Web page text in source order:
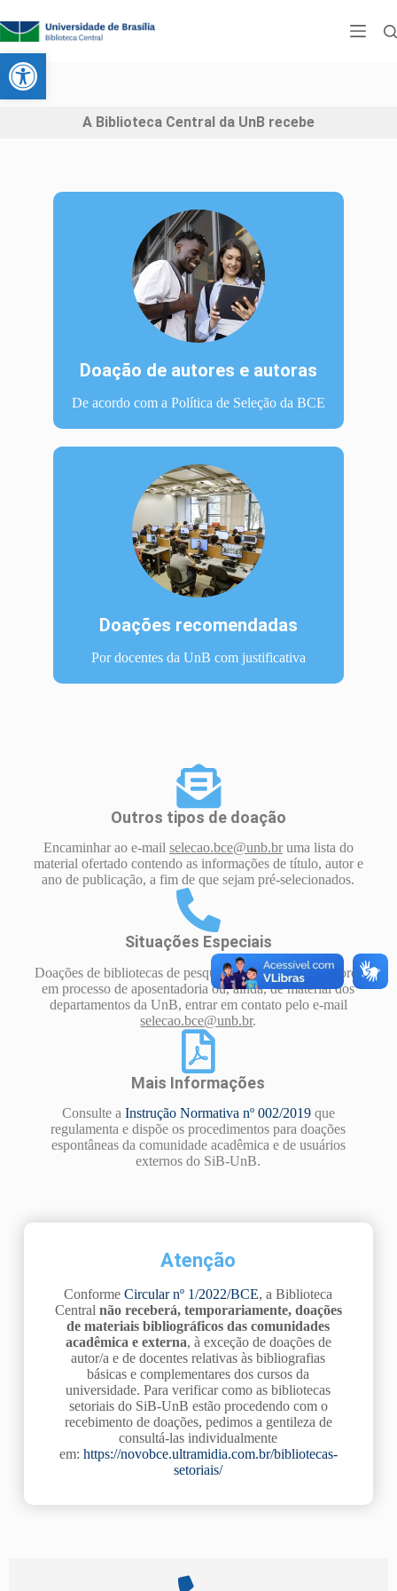
Abrir a barra de ferramentas
A Biblioteca Central da UnB recebe
Doação de autores e autoras
De acordo com a Política de Seleção da BCE
Doações recomendadas
Por docentes da UnB com justificativa
Outros tipos de doação
Encaminhar ao e-mail selecao.bce@unb.bruma lista do
material ofertado contendo as informações de título, autor e
ano de publicação, a fim de que sejam pré-selecionados.
Situações Especiais
Doações de bibliotecas de pesquisadores ou de professores
em processo de aposentadoria ou, ainda, de material dos
departamentos da UnB, entrar em contato pelo e-mail
selecao.bce@unb.br.
Mais Informações
Consulte a Instrução Normativa nº 002/2019que
regulamenta e dispõe os procedimentos para doações
espontâneas da comunidade acadêmica e de usuários
externos do SiB-UnB.
Atenção
ConformeCircular nº 1/2022/BCE, a Biblioteca
Central não receberá, temporariamente, doações
de materiais bibliográficos das comunidades
acadêmica e externa, à exceção de doações de
autor/a e de docentes relativas às bibliografias
básicas e complementares dos cursos da
universidade. Para verificar como as bibliotecas
setoriais do SiB-UnB estão procedendo com o
recebimento de doações, pedimos a gentileza de
consultá-las individualmente
em: https://novobce.ultramidia.com.br/bibliotecas-
setoriais/